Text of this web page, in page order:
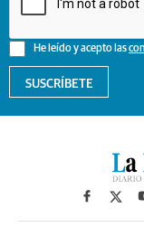
He leído y acepto las
SUSCRÍBETE